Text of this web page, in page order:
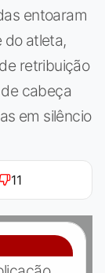
entoaram
do atleta,
retribuição
de cabeça
em silêncio
11